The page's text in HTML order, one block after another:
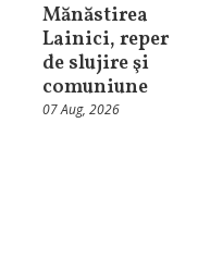
Mănăstirea
Lainici, reper
de slujire şi
comuniune
07 Aug, 2026